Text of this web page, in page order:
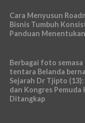
Cara Menyusun
Bisnis Tumbuh
Panduan
Berbagai foto
tentara Belanda
Sejarah Dr Tjipto
dan Kongres Pemuda
Ditangkap